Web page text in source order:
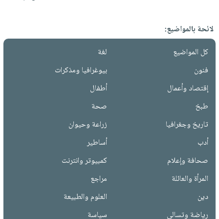
لائحة بالمواضيع:
كل المواضيع
لغة
فنون
بيوغرافيا ومذكرات
إقتصاد وأعمال
أطفال
طبخ
صحة
تاريخ وجغرافيا
زراعة وحيوان
أدب
أساطير
صحافة وإعلام
كمبيوتر وانترنت
المرأة والعائلة
مراجع
دين
العلوم والطبيعة
رياضة وتسالي
سياسة